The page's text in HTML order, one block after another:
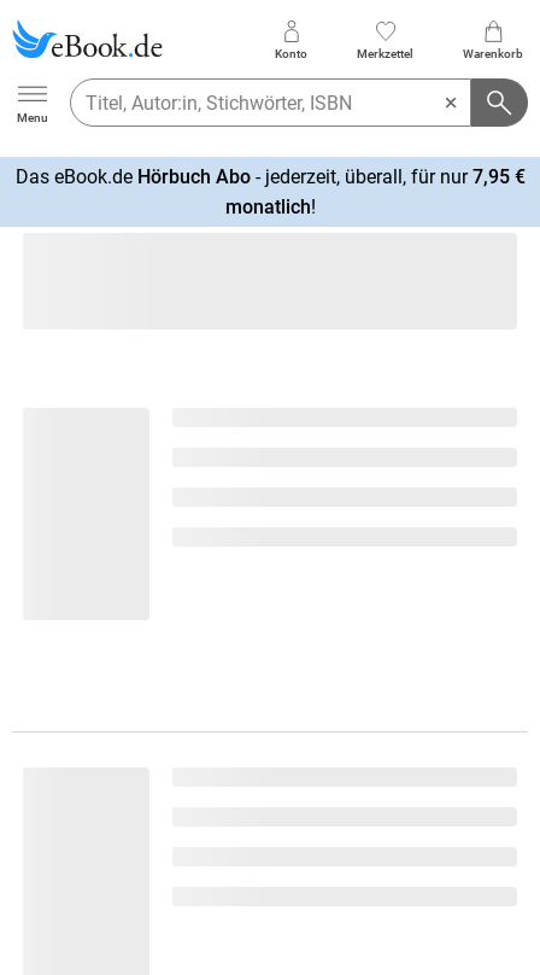
Ebook.de
Menu
Konto Merkzettel Warenkorb
Das eBook.de Hörbuch Abo- jederzeit, überall, für nur7,95 €
monatlich!